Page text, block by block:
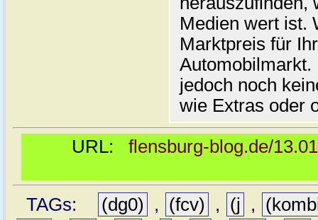
Medien wert ist.
Marktpreis für
jedoch noch
wie Extras oder
URL: flensburg-blog.de/
TAGs: (dg0) , (fcv) , (j ,